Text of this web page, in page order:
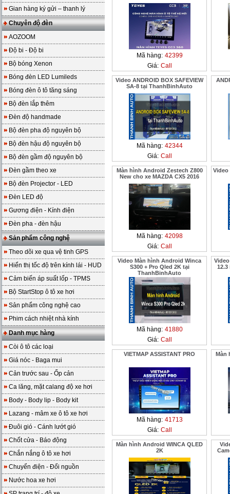
Gian hàng ký gửi – thanh lý
Chuyên độ đèn
AOZOOM
Độ bi - Độ bi
Bộ bóng Xenon
Bóng đèn LED Lumileds
Bóng đèn ô tô tăng sáng
Bộ đèn lắp thêm
Đèn độ handmade
Bộ đèn pha độ nguyên bộ
Bộ đèn hậu độ nguyên bộ
Bộ đèn gầm độ nguyên bộ
Đèn gầm theo xe
Bộ đèn Projector - LED
Đèn LED độ
Gương điện - Kính điện
Đèn pha - đèn hậu
Sản phẩm công nghệ
Theo dõi xe qua vệ tinh GPS
Hiển thị tốc độ trên kính lái - HUD
Cảm biến áp suất lốp - TPMS
Bộ StartStop ô tô xe hơi
Sản phẩm công nghệ cao
Phim cách nhiệt nhà kính
Danh mục hàng
Còi ô tô các loại
Giá nóc - Baga mui
Cản trước sau - Ốp cản
Ca lăng, mặt calang độ xe hơi
Body - Body lip - Body kit
Lazang - mâm xe ô tô xe hơi
Đuôi gió - Cánh lướt gió
Chốt cửa - Báo động
Chắn nắng ô tô xe hơi
Chuyển điện - Đổi nguồn
Nước hoa xe hơi
Mã hàng: 42399
Giá: Call
Video ANDROID BOX SAFEVIEW
SA-8 tại ThanhBinhAuto
Mã hàng: 42344
Giá: Call
Màn hình Android Zestech Z800
New cho xe MAZDA CX5 2016
Mã hàng: 42098
Giá: Call
Video
Video Màn hình Android Winca
S300 + Pro Qled 2K tại
ThanhBinhAuto
Mã hàng: 41880
Giá: Call
VIETMAP ASSISTANT PRO
Mã hàng: 41713
Giá: Call
Màn
Màn hình Android WINCA QLED
2K